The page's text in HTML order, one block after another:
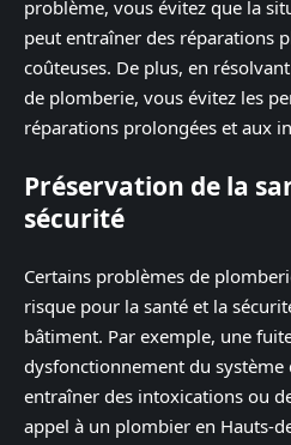
problème, vous évitez que la
peut entraîner des réparations
coûteuses. De plus, en
de plomberie, vous évitez les
réparations prolongées et aux
Préservation de la
sécurité
Certains problèmes de
risque pour la santé et la
bâtiment. Par exemple, une
dysfonctionnement du système
entraîner des intoxications ou
appel à un plombier en Hauts-